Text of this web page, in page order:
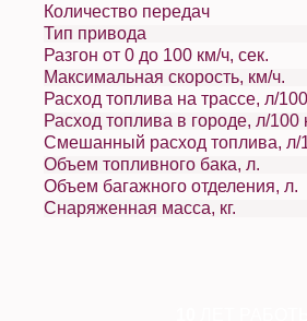
Количество передач
Тип привода
Разгон от 0 до 100 км/ч, сек.
Максимальная скорость, км/ч.
Расход топлива на трассе, л/
Расход топлива в городе, л/100
Смешанный расход топлива, л/
Объем топливного бака, л.
Объем багажного отделения, л.
Снаряженная масса, кг.